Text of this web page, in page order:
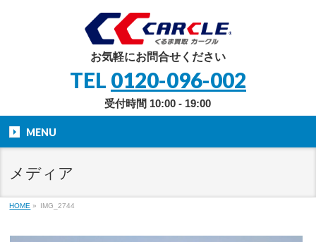
お気軽にお問合せください
TEL 0120-096-002
受付時間 10:00 - 19:00
MENU
メディア
HOME » IMG_2744